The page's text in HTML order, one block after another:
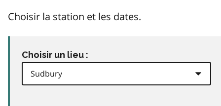
Choisir la station et les dates.
Choisir un lieu :